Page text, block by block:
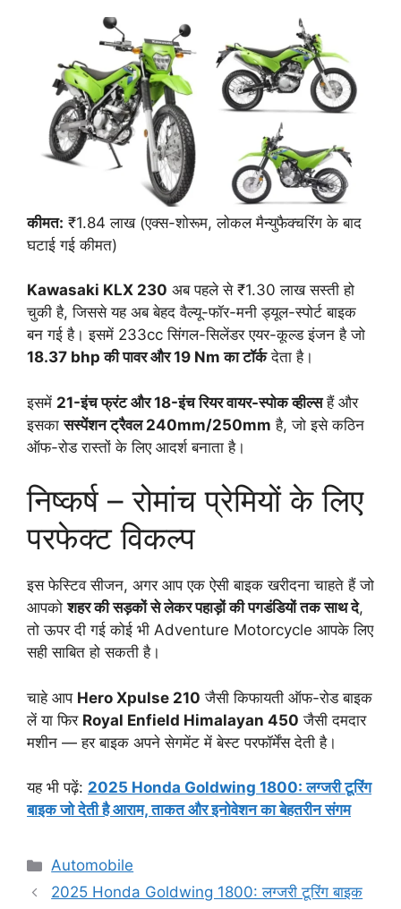
कीमत: ₹1.84 लाख (एक्स-शोरूम, लोकल मैन्युफैक्चरिंग के बाद
घटाई गई कीमत)
Kawasaki KLX 230 अब पहले से ₹1.30 लाख सस्ती हो
चुकी है, जिससे यह अब बेहद वैल्यू-फॉर-मनी ड्यूल-स्पोर्ट बाइक
बन गई है। इसमें 233cc सिंगल-सिलेंडर एयर-कूल्ड इंजन है जो
18.37 bhp की पावर और 19 Nm का टॉर्कदेता है।
इसमें 21-इंच फ्रंट और 18-इंच रियर वायर-स्पोक व्हील्सहैं और
इसकासस्पेंशन ट्रैवल 240mm/250mm है, जो इसे कठिन
ऑफ-रोड रास्तों के लिए आदर्श बनाता है।
निष्कर्ष – रोमांच प्रेमियों के लिए
परफेक्ट विकल्प
इस फेस्टिव सीजन, अगर आप एक ऐसी बाइक खरीदना चाहते हैं जो
आपकोशहर की सड़कों से लेकर पहाड़ों की पगडंडियों तक साथ दे,
तो ऊपर दी गई कोई भी Adventure Motorcycle आपके लिए
सही साबित हो सकती है।
चाहे आप Hero Xpulse 210 जैसी किफायती ऑफ-रोड बाइक
लें या फिर Royal Enfield Himalayan 450 जैसी दमदार
मशीन — हर बाइक अपने सेगमेंट में बेस्ट परफॉर्मेंस देती है।
यह भी पढ़ें: 2025 Honda Goldwing 1800: लग्जरी टूरिंग
बाइक जो देती है आराम, ताकत और इनोवेशन का बेहतरीन संगम
Categories
Automobile
2025 Honda Goldwing 1800: लग्जरी टूरिंग बाइक